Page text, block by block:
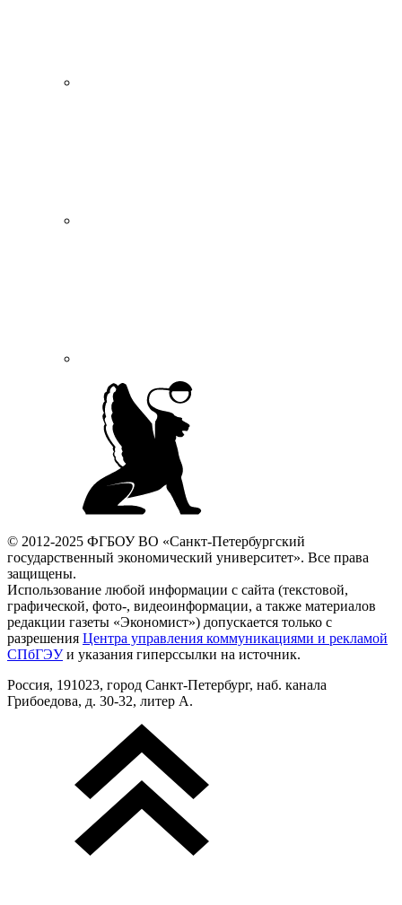
© 2012-2025 ФГБОУ ВО «Санкт-Петербургский
государственный экономический университет». Все права
защищены.
Использование любой информации с сайта (текстовой,
графической, фото-, видеоинформации, а также материалов
редакции газеты «Экономист») допускается только с
разрешения Центра управления коммуникациями и рекламой
СПбГЭУи указания гиперссылки на источник.
Россия, 191023, город Санкт-Петербург, наб. канала
Грибоедова, д. 30-32, литер А.